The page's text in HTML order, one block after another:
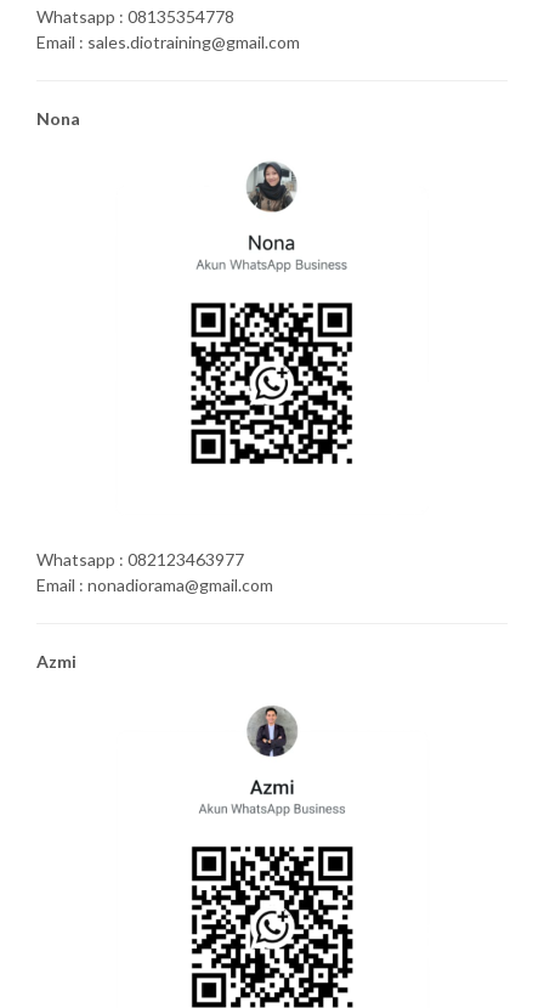
Whatsapp : 08135354778
Email : sales.diotraining@gmail.com
Nona
Whatsapp : 082123463977
Email : nonadiorama@gmail.com
Azmi